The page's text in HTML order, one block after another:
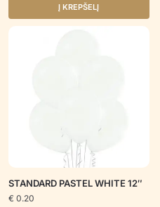
Į KREPŠELĮ
STANDARD PASTEL WHITE 12″
€ 0.20